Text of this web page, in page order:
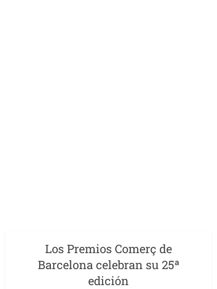
Los Premios Comerç de
Barcelona celebran su 25ª
edición